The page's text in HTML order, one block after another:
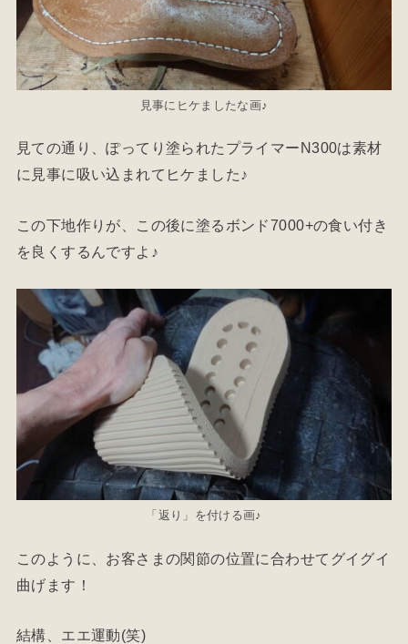
見事にヒケましたな画♪
見ての通り、ぽってり塗られたプライマーN300は素材
に見事に吸い込まれてヒケました♪
この下地作りが、この後に塗るボンド7000+の食い付き
を良くするんですよ♪
「返り」を付ける画♪
このように、お客さまの関節の位置に合わせてグイグイ
曲げます！
結構、エエ運動(笑)